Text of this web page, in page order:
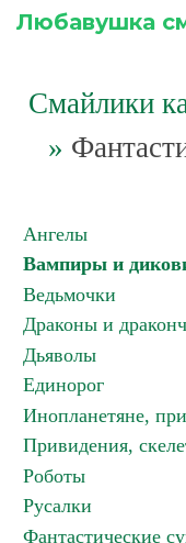
Любавушка
Смайлики
»
Ангелы
Вампиры и
Ведьмочки
Драконы и
Дьяволы
Единорог
Инопланетяне,
Привидения,
Роботы
Русалки
Фантастические